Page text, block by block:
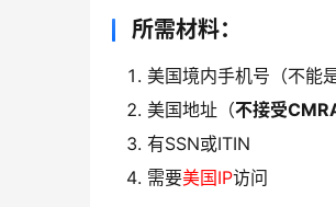
所需材料：
美国境内手机号（不能
美国地址（不接受
有SSN或ITIN
需要美国IP访问